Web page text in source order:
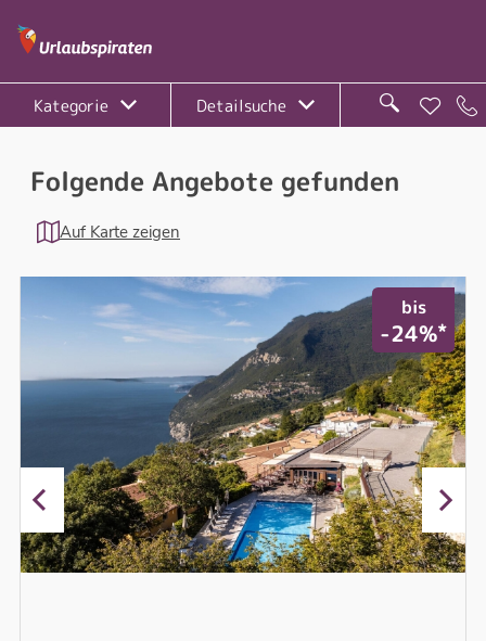
Kategorie Detailsuche
Folgende Angebote gefunden
Auf Karte zeigen
bis
-24%*